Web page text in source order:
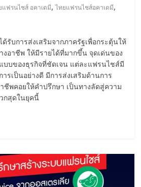
แฟรนไชส์ อคาเดมี,ไทยแฟรนไชส์อคาเดมี,
รับการส่งเสริมจากภาครัฐเพื่อกระตุ้นให้
งอาชีพ ให้มีรายได้ที่มากขึ้น จุดเด่นของ
บของธุรกิจที่ชัดเจน แต่ละแฟรนไชส์มี
รเป็นอย่างดี มีการส่งเสริมด้านการ
ชีพคอยให้คำปรึกษา เป็นทางลัดสู่ความ
กสุดในยุคนี้